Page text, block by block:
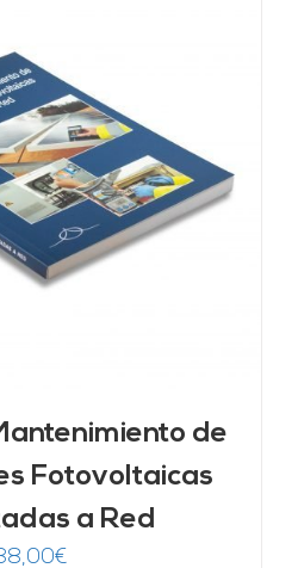
de
Fotovoltaicas
a Red
€